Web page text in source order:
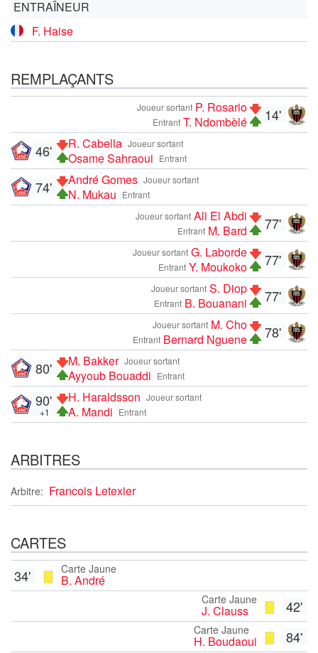
ENTRAÎNEUR
F. Haise
REMPLAÇANTS
14'
Joueur sortant P. Rosario
Entrant T. Ndombèlé
Joueur sortant
R. Cabella
Entrant
Osame Sahraoui
46'
Joueur sortant
André Gomes
Entrant
N. Mukau
74'
77'
Joueur sortant Ali El Abdi
Entrant M. Bard
77'
Joueur sortant G. Laborde
Entrant Y. Moukoko
77'
Joueur sortant S. Diop
Entrant B. Bouanani
78'
Joueur sortant M. Cho
Entrant Bernard Nguene
Joueur sortant
M. Bakker
Entrant
Ayyoub Bouaddi
80'
Joueur sortant
H. Haraldsson
Entrant
A. Mandi
90'
+1
ARBITRES
Arbitre: Francois Letexier
CARTES
Carte Jaune
B. André
34'
42'
Carte Jaune
J. Clauss
84'
Carte Jaune
H. Boudaoui